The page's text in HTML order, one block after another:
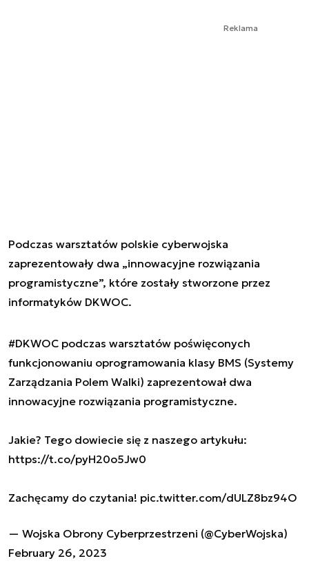
Reklama
Podczas warsztatów polskie cyberwojska
zaprezentowały dwa „innowacyjne rozwiązania
programistyczne”, które zostały stworzone przez
informatyków DKWOC.
#DKWOC podczas warsztatów poświęconych
funkcjonowaniu oprogramowania klasy BMS (Systemy
Zarządzania Polem Walki) zaprezentował dwa
innowacyjne rozwiązania programistyczne.
Jakie? Tego dowiecie się z naszego artykułu:
https://t.co/pyH20o5Jw0
Zachęcamy do czytania! pic.twitter.com/dULZ8bz94O
— Wojska Obrony Cyberprzestrzeni (@CyberWojska)
February 26, 2023